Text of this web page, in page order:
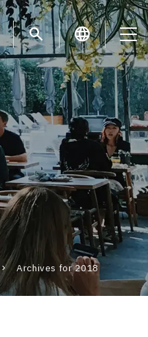
search language
Archives for 2018